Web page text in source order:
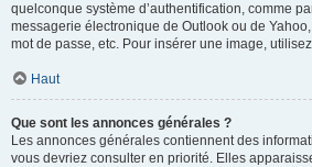
quelconque système d’authentification, comme
messagerie électronique de Outlook ou de
mot de passe, etc. Pour insérer une image,
Haut
Que sont les annonces générales ?
Les annonces générales contiennent des
vous devriez consulter en priorité. Elles